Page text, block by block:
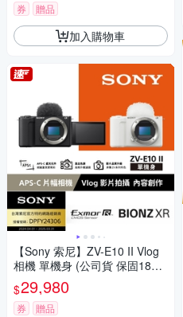
券 贈品
加入購物車
【Sony 索尼】ZV-E10 II Vlog
相機 單機身 (公司貨 保固18+6
個月)
$29,980
券 贈品